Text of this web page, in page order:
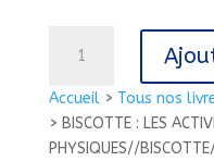
Accueil> Tous nos
> BISCOTTE : LES
PHYSIQUES//
BISCOTTE
LES